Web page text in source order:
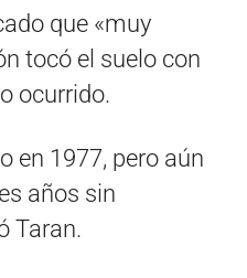
que «muy
tocó el suelo con
ocurrido.
en 1977, pero aún
años sin
Taran.